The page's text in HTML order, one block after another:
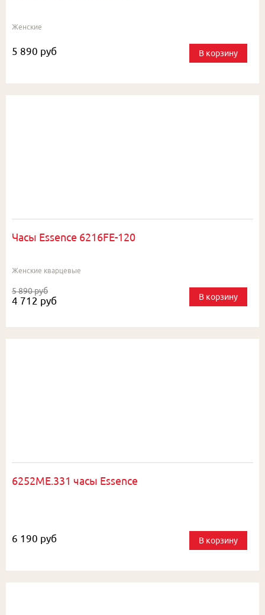
Женские
5 890 руб В корзину
Часы Essence 6216FE-120
Женские кварцевые
5 890 руб
4 712 руб В корзину
6252ME.331 часы Essence
6 190 руб В корзину